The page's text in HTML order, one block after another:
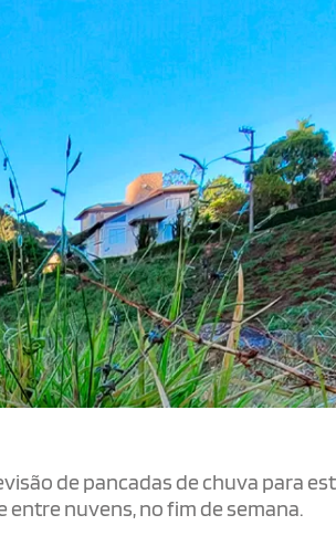
de pancadas de chuva para
nuvens, no fim de semana.